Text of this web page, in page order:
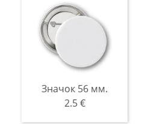
Значок 56 мм.
2.5 €